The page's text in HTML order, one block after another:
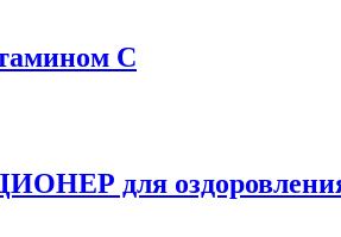
С
для оздоровления